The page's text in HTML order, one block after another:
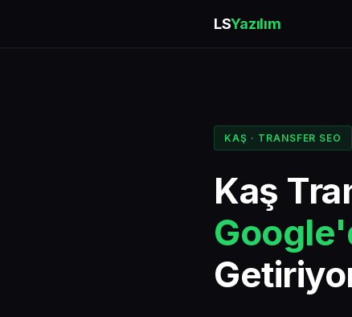
LSYazılım
KAŞ · TRANSFER SEO
Kaş